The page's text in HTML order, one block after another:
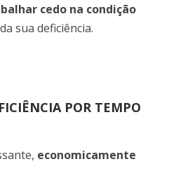
cedo na condição
sua deficiência.
POR TEMPO
economicamente